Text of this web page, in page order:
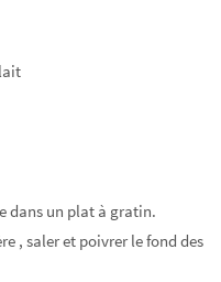
dans un plat à gratin.
, saler et poivrer le fond des